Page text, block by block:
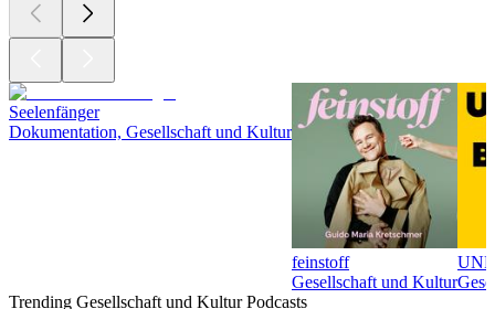
Seelenfänger
Dokumentation, Gesellschaft und Kultur
feinstoff
Gesellschaft und Kultur
Trending Gesellschaft und Kultur Podcasts